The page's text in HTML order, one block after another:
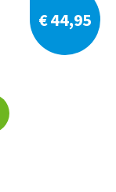
€ 44,95